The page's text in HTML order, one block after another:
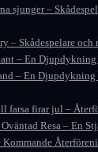
sjunger –
– Skådespelare och
– En Djupdykning
– En Djupdykning
farsa firar jul –
Resa – En